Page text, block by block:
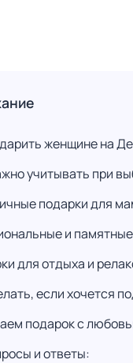
женщине на
учитывать при
подарки для
и
для отдыха и
если хочется
подарок с
и ответы: